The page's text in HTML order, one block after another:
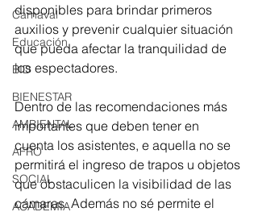
Carnaval
Educación
BID
BIENESTAR
AMBIENTAL
AFRO
SOCIAL
ACADEMIA
disponibles para brindar primeros
auxilios y prevenir cualquier situación
que pueda afectar la tranquilidad de
los espectadores.
Dentro de las recomendaciones más
importantes que deben tener en
cuenta los asistentes, e aquella no se
permitirá el ingreso de trapos u objetos
que obstaculicen la visibilidad de las
cámaras. Además no sé permite el